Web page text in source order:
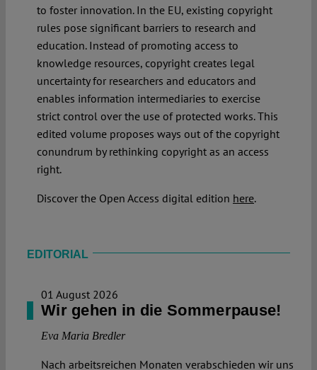
to foster innovation. In the EU, existing copyright
rules pose significant barriers to research and
education. Instead of promoting access to
knowledge resources, copyright creates legal
uncertainty for researchers and educators and
enables information intermediaries to exercise
strict control over the use of protected works. This
edited volume proposes ways out of the copyright
conundrum by rethinking copyright as an access
right.
Discover the Open Access digital edition here.
EDITORIAL
01 August 2026
Wir gehen in die Sommerpause!
Eva Maria Bredler
Nach arbeitsreichen Monaten verabschieden wir uns